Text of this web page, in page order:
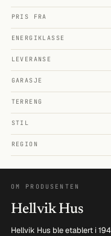
PRIS FRA
ENERGIKLASSE
LEVERANSE
GARASJE
TERRENG
STIL
REGION
OM PRODUSENTEN
Hellvik Hus
Hellvik Hus ble etablert i